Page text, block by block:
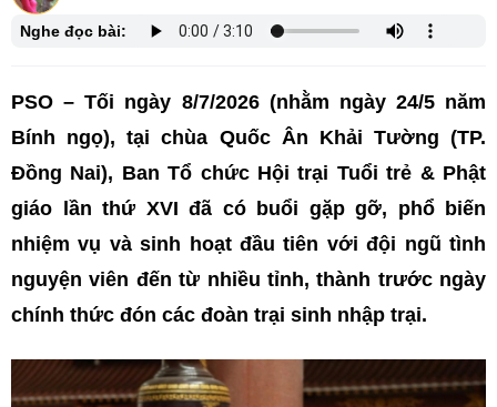
Nghe đọc bài:
PSO – Tối ngày 8/7/2026 (nhằm ngày 24/5 năm
Bính ngọ), tại chùa Quốc Ân Khải Tường (TP.
Đồng Nai), Ban Tổ chức Hội trại Tuổi trẻ & Phật
giáo lần thứ XVI đã có buổi gặp gỡ, phổ biến
nhiệm vụ và sinh hoạt đầu tiên với đội ngũ tình
nguyện viên đến từ nhiều tỉnh, thành trước ngày
chính thức đón các đoàn trại sinh nhập trại.